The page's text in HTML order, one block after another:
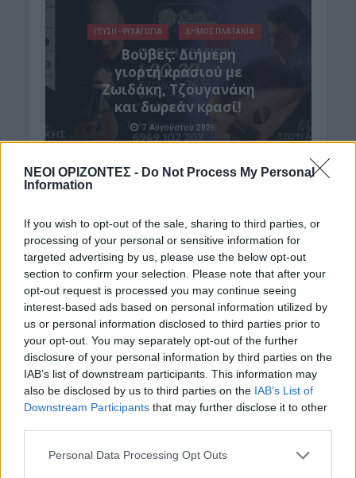
ΝΕΟΙ ΟΡΙΖΟΝΤΕΣ - Do Not Process My Personal
Information
If you wish to opt-out of the sale, sharing to third parties, or
processing of your personal or sensitive information for
targeted advertising by us, please use the below opt-out
section to confirm your selection. Please note that after your
opt-out request is processed you may continue seeing
interest-based ads based on personal information utilized by
us or personal information disclosed to third parties prior to
your opt-out. You may separately opt-out of the further
disclosure of your personal information by third parties on the
IAB’s list of downstream participants. This information may
also be disclosed by us to third parties on the IAB’s List of
Downstream Participants that may further disclose it to other
Personal Data Processing Opt Outs
ΓΕΎΣΗ - ΨΥΧΑΓΩΓΊΑ ΔΉΜΟΣ ΠΛΑΤΑΝΙΆ
Βούβες: Διήμερη
γιορτή κρασιού με
Ζωιδάκη, Τζουγανάκη
και δωρεάν κρασί!
7 Αυγούστου 2026
ΑΘΛΗΤΙΚΑ
Europa League: Η
Άντερλεχτ νίκησε 1-0
τον ΠΑΟΚ στην
Τούμπα κι όλα θα
κριθούν στις
Βρυξέλλες
7 Αυγούστου 2026